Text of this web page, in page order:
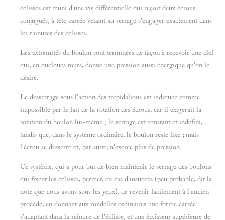
éclisses est muni d'une vis différentielle qui reçoit deux écrous
conjugués, à tête carrée venant au serrage s'engager exactement dans
les rainures des éclisses.
Les extrémités du boulon sont terminées de façon à recevoir une clef
qui, en quelques tours, donne une pression aussi énergique qu'on le
désire.
Le desserrage sous l'action des trépidalions est indiquée comme
impossible par le fait de la rotation des écrous, car il exigerait la
rotation du boulon lui-même ; le serrage est constant et indéfini,
tandis que, dans le système ordinaire, le boulon reste fixe ; mais
l'écrou se desserre et, par suite, n'exerce plus de pression.
Ce système, qui a pour but de bien maintenir le serrage des boulons
qui fixent les éclisses, permet, en cas d'insuccès (peu probable, dit la
note que nous avons sous les yeux), de revenir facilement à l'ancien
procédé, en donnant aux rondelles ordinaires une forme carrée
s'adaptant dans la rainure de l'éclisse, et une ép.isseur supérieure de